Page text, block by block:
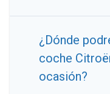
¿Dónde
coche
ocasión?